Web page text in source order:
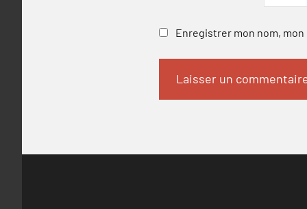
Enregistrer mon nom,